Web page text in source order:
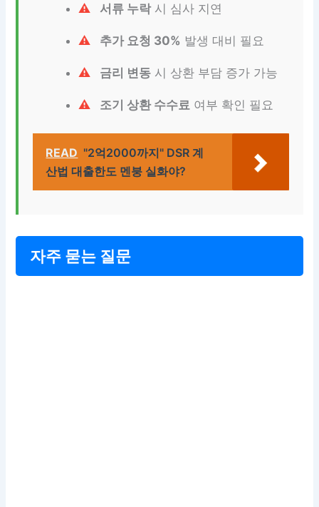
서류 누락시 심사 지연
추가 요청 30% 발생 대비 필요
금리 변동 시 상환 부담 증가 가능
조기 상환 수수료 여부 확인 필요
READ "2억2000까지" DSR 계
산법 대출한도 멘붕 실화야?
자주 묻는 질문